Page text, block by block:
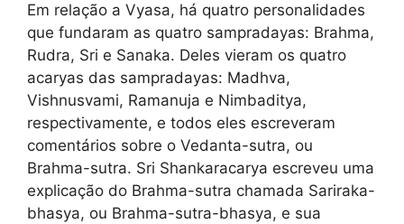
Em relação a Vyasa, há quatro personalidades
que fundaram as quatro sampradayas: Brahma,
Rudra, Sri e Sanaka. Deles vieram os quatro
acaryas das sampradayas: Madhva,
Vishnusvami, Ramanuja e Nimbaditya,
respectivamente, e todos eles escreveram
comentários sobre o Vedanta-sutra, ou
Brahma-sutra. Sri Shankaracarya escreveu uma
explicação do Brahma-sutra chamada Sariraka-
bhasya, ou Brahma-sutra-bhasya, e sua